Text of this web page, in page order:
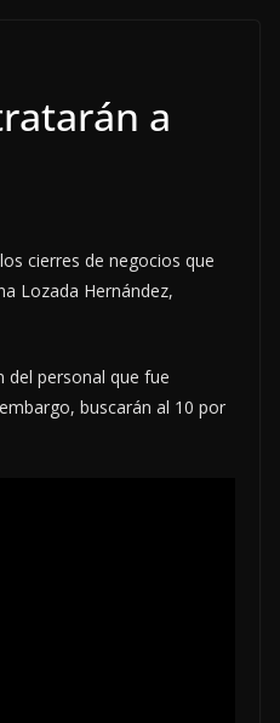
a
cierres de negocios que
Lozada Hernández,
del personal que fue
buscarán al 10 por